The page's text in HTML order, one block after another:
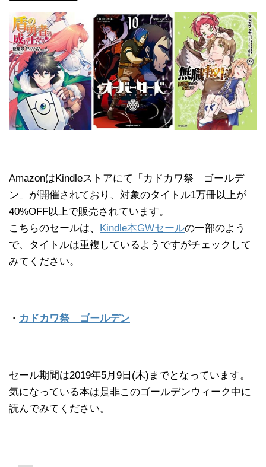
AmazonはKindleストアにて「カドカワ祭 ゴールデ
ン」が開催されており、対象のタイトル1万冊以上が
40%OFF以上で販売されています。
こちらのセールは、 Kindle本GWセールの一部のよう
で、タイトルは重複しているようですがチェックして
みてください。
・ カドカワ祭 ゴールデン
セール期間は2019年5月9日(木)までとなっています。
気になっている本は是非このゴールデンウィーク中に
読んでみてください。